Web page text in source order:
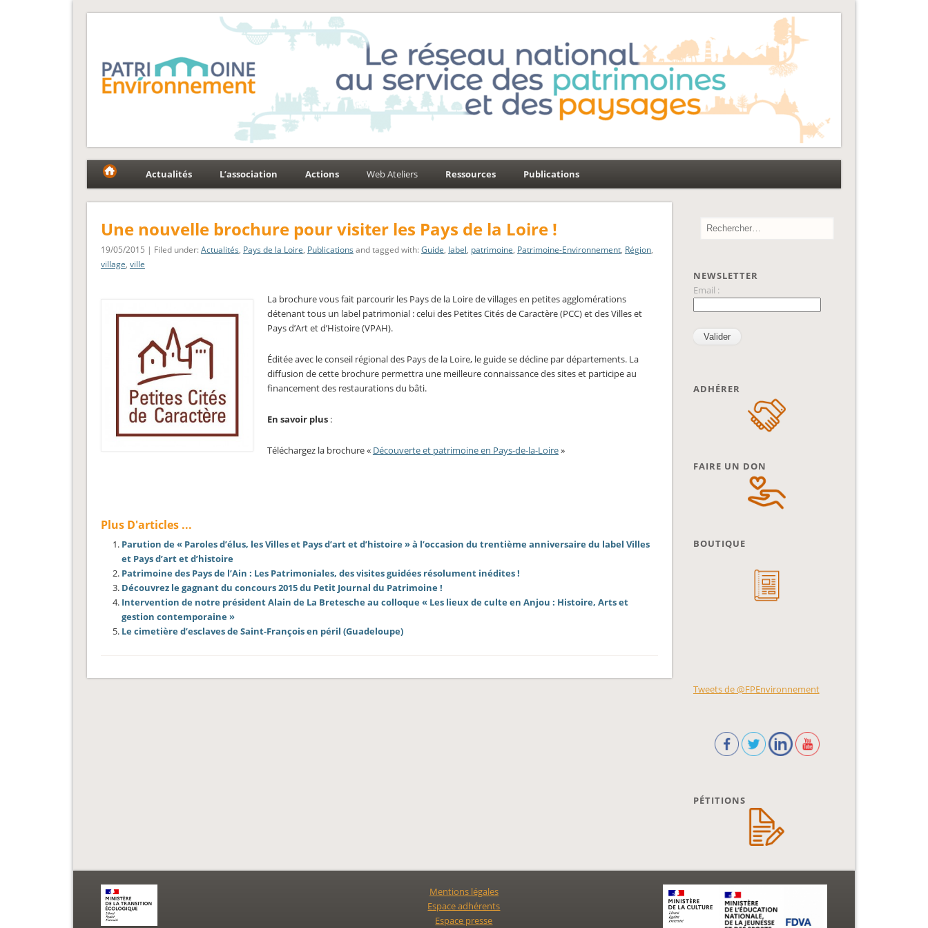
Fédération Patrimoine-Environnement
Actualités L’association Actions Web Ateliers Ressources Publications
Une nouvelle brochure pour visiter les Pays de la Loire !
19/05/2015 | Filed under:Actualités, Pays de la Loire, Publications and tagged with:Guide, label, patrimoine, Patrimoine-Environnement, Région,
village, ville
La brochure vous fait parcourir les Pays de la Loire de villages en petites agglomérations
détenant tous un label patrimonial : celui des Petites Cités de Caractère (PCC) et des Villes et
Pays d’Art et d’Histoire (VPAH).
Éditée avec le conseil régional des Pays de la Loire, le guide se décline par départements. La
diffusion de cette brochure permettra une meilleure connaissance des sites et participe au
financement des restaurations du bâti.
En savoir plus:
Téléchargez la brochure « Découverte et patrimoine en Pays-de-la-Loire»
Plus D'articles ...
Parution de « Paroles d’élus, les Villes et Pays d’art et d’histoire » à l’occasion du trentième anniversaire du label Villes
et Pays d’art et d’histoire
Patrimoine des Pays de l’Ain : Les Patrimoniales, des visites guidées résolument inédites !
Découvrez le gagnant du concours 2015 du Petit Journal du Patrimoine !
Intervention de notre président Alain de La Bretesche au colloque « Les lieux de culte en Anjou : Histoire, Arts et
gestion contemporaine »
Le cimetière d’esclaves de Saint-François en péril (Guadeloupe)
NEWSLETTER
Email :
ADHÉRER
FAIRE UN DON
BOUTIQUE
Tweets de @FPEnvironnement
PÉTITIONS
Mentions légales
Espace adhérents
Espace presse